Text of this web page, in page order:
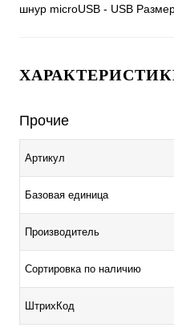
шнур miсroUSB - USB
Прочие
Артикул
Базовая единица
Производитель
Сортировка по наличию
ШтрихКод